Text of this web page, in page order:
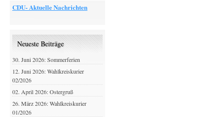
CDU- Aktuelle Nachrichten
Neueste Beiträge
30. Juni 2026: Sommerferien
12. Juni 2026: Wahlkreiskurier
02/2026
02. April 2026: Ostergruß
26. März 2026: Wahlkreiskurier
01/2026